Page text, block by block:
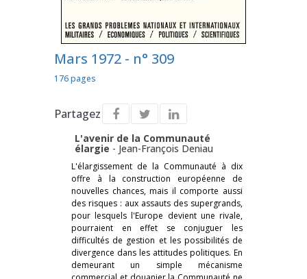
Mars 1972 - n° 309
176 pages
Partagez
L'avenir de la Communauté
élargie - Jean-François Deniau
L'élargissement de la Communauté à dix
offre à la construction européenne de
nouvelles chances, mais il comporte aussi
des risques : aux assauts des supergrands,
pour lesquels l'Europe devient une rivale,
pourraient en effet se conjuguer les
difficultés de gestion et les possibilités de
divergence dans les attitudes politiques. En
demeurant un simple mécanisme